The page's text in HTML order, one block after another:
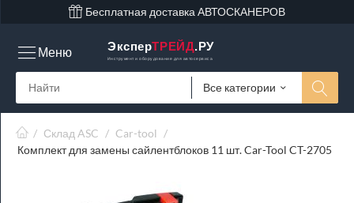
Бесплатная доставка АВТОСКАНЕРОВ
ЭксперТРЕЙД.РУ
Инструмент и оборудование для автосервиса
Все категории
Меню
/ Склад ASC / Car-tool /
Комплект для замены сайлентблоков 11 шт. Car-Tool CT-2705